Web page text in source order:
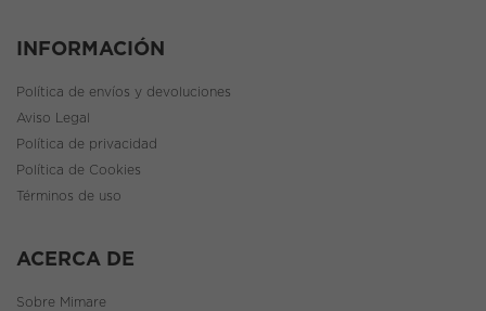
INFORMACIÓN
Política de envíos y devoluciones
Aviso Legal
Política de privacidad
Política de Cookies
Términos de uso
ACERCA DE
Sobre Mimare